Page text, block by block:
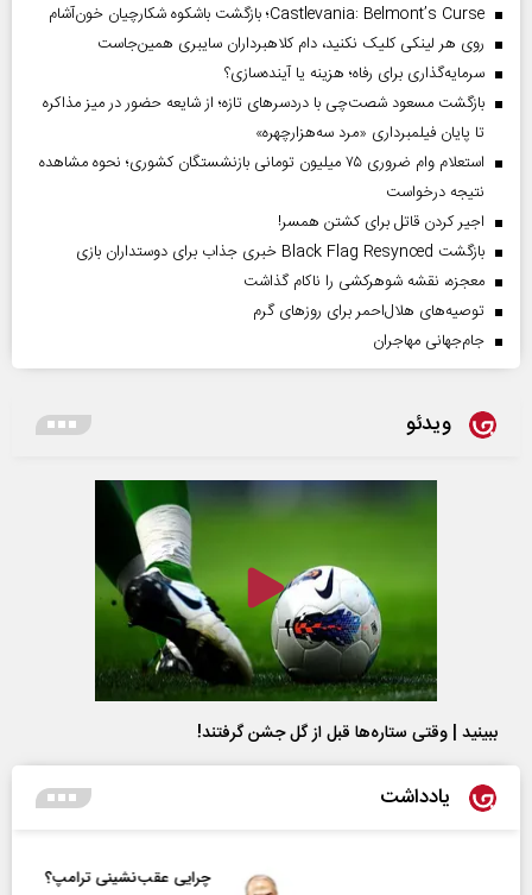
Castlevania: Belmont’s Curse؛ بازگشت باشکوه شکارچیان خون‌آشام
روی هر لینکی کلیک نکنید، دام کلاهبرداران سایبری همین‌جاست
سرمایه‌گذاری برای رفاه؛ هزینه یا آینده‌سازی؟
بازگشت مسعود شصت‌چی با دردسر‌های تازه؛ از شایعه حضور در میز مذاکره
تا پایان فیلمبرداری «مرد سه‌هزارچهره»
استعلام وام ضروری ۷۵ میلیون تومانی بازنشستگان کشوری؛ نحوه مشاهده
نتیجه درخواست
اجیر کردن قاتل برای کشتن همسر!
بازگشت Black Flag Resynced خبری جذاب برای دوستداران بازی
معجزه، نقشه شوهرکشی را ناکام گذاشت
توصیه‌های هلال‌احمر برای روز‌های گرم
جام‌جهانی مهاجران
ویدئو
ببینید | وقتی ستاره‌ها قبل از گل جشن گرفتند!
یادداشت
چرایی عقب‌نشینی ترامپ؟